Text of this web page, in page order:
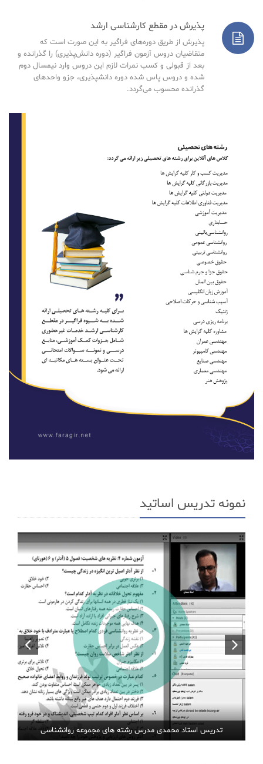
پذیرش در مقطع کارشناسی ارشد
پذیرش از طریق دوره‌های فراگیر به این صورت است که
متقاضیان دروس آزمون فراگیر (دوره دانش‌پذیری) را گذرانده و
بعد از قبولی و کسب نمرات لازم این دروس وارد نیمسال دوم
شده و دروس پاس شده دوره دانشپذیری، جزو واحدهای
گذرانده محسوب می‌گردد.
نمونه تدریس اساتید
تدریس استاد محمدی مدرس رشته های مجموعه روانشناسی